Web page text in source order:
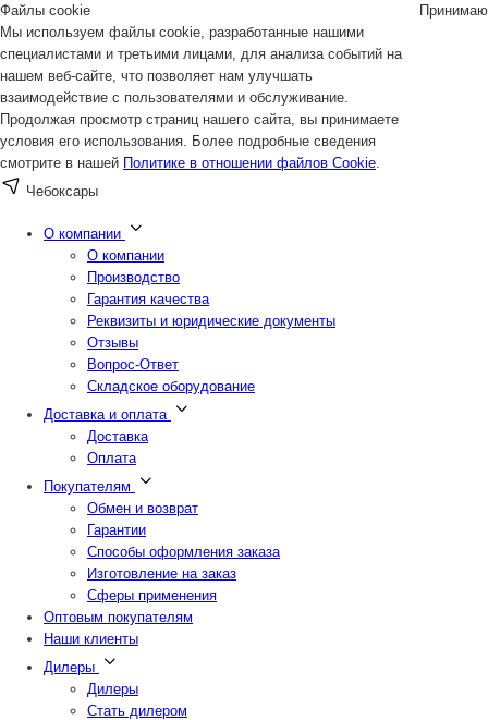
Файлы cookie
Мы используем файлы cookie, разработанные нашими
специалистами и третьими лицами, для анализа событий на
нашем веб-сайте, что позволяет нам улучшать
взаимодействие с пользователями и обслуживание.
Продолжая просмотр страниц нашего сайта, вы принимаете
условия его использования. Более подробные сведения
смотрите в нашей Политике в отношении файлов Cookie.
Принимаю
Чебоксары
О компании
О компании
Производство
Гарантия качества
Реквизиты и юридические документы
Отзывы
Вопрос-Ответ
Складское оборудование
Доставка и оплата
Доставка
Оплата
Покупателям
Обмен и возврат
Гарантии
Способы оформления заказа
Изготовление на заказ
Сферы применения
Оптовым покупателям
Наши клиенты
Дилеры
Дилеры
Стать дилером